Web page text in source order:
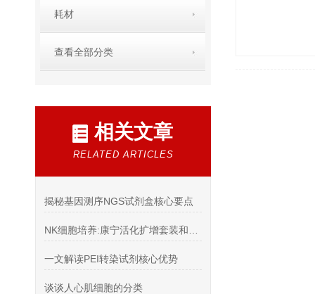
耗材
查看全部分类
相关文章
RELATED ARTICLES
揭秘基因测序NGS试剂盒核心要点
一文解读PEI转染试剂核心优势
谈谈人心肌细胞的分类